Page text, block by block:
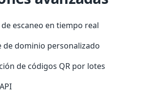
escaneo en tiempo real
de dominio personalizado
de códigos QR por lotes